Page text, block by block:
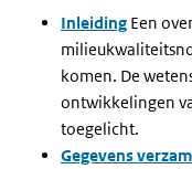
Inleiding Een
komen. De
ontwikkelingen
toegelicht.
Gegevens